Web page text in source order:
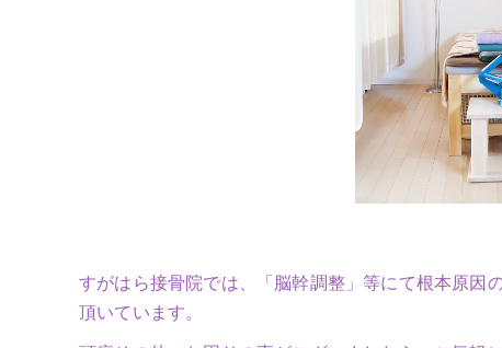
すがはら接骨院では、「脳幹調整」等にて根本原因
頂いています。